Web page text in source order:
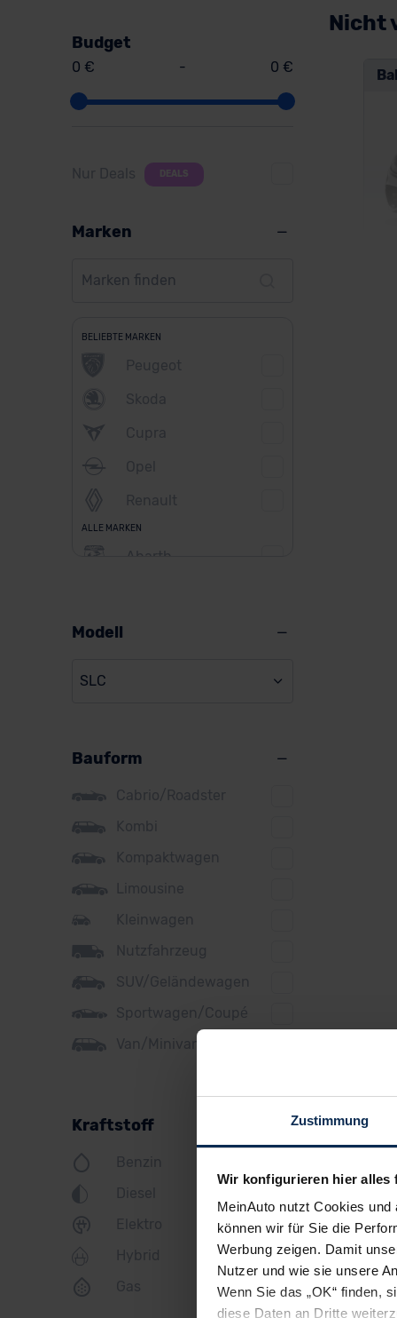
Zustimmung
Wir konfigurieren hier alles
MeinAuto nutzt Cookies
können wir für Sie die
Werbung zeigen. Damit
Nutzer und wie sie unsere
Wenn Sie das „OK“ finden,
diese Daten an Dritte
Budget
0 € - 0 €
Nur Deals DEALS
Marken
BELIEBTE MARKEN
Peugeot
Skoda
Cupra
Opel
Renault
ALLE MARKEN
Abarth
Citroen
Cupra
DS
Dacia
Fiat
Ford
Honda
Land Rover
Lexus
MINI
Mazda
Mercedes
Mitsubishi
Modell
SLC
Bauform
Cabrio/Roadster
Kombi
Kompaktwagen
Limousine
Kleinwagen
Nutzfahrzeug
SUV/Geländewagen
Sportwagen/Coupé
Van/Minivan
Kraftstoff
Benzin
Diesel
Elektro
Hybrid
Gas
Nicht